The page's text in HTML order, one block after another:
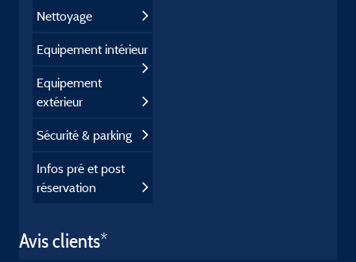
Nettoyage
Equipement intérieur
Equipement
extérieur
Sécurité & parking
Infos pré et post
réservation
Avis clients*